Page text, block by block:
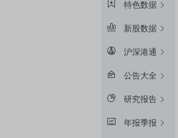
特色数据
新股数据
沪深港通
公告大全
研究报告
年报季报